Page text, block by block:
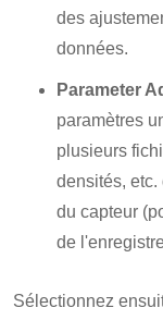
des
données.
Parameter
paramètres
plusieurs
densités, etc.
du capteur
de
Sélectionnez